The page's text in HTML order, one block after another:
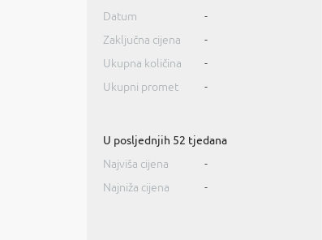
Datum
-
Zaključna cijena
-
Ukupna količina
-
Ukupni promet
-
U posljednjih 52 tjedana
Najviša cijena
-
Najniža cijena
-